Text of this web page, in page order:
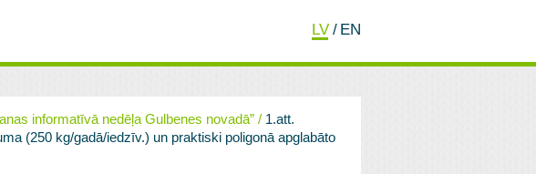
EN
LV /
informatīvā nedēļa Gulbenes novadā”/ 1.att.
(250 kg/gadā/iedzīv.) un praktiski poligonā apglabāto